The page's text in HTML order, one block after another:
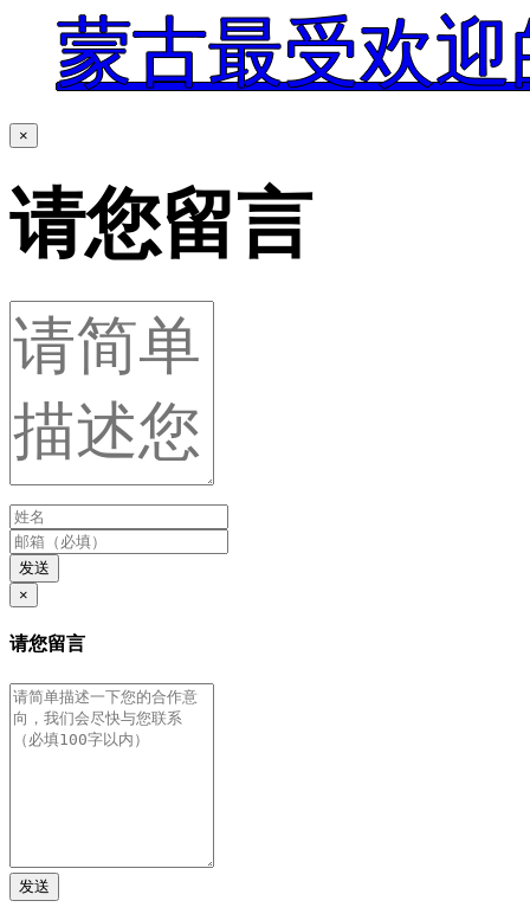
蒙古最受欢
×
请您留言
发送
×
请您留言
发送